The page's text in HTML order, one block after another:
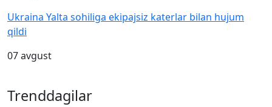
Ukraina Yalta sohiliga ekipajsiz katerlar bilan hujum
qildi
07 avgust
Trenddagilar